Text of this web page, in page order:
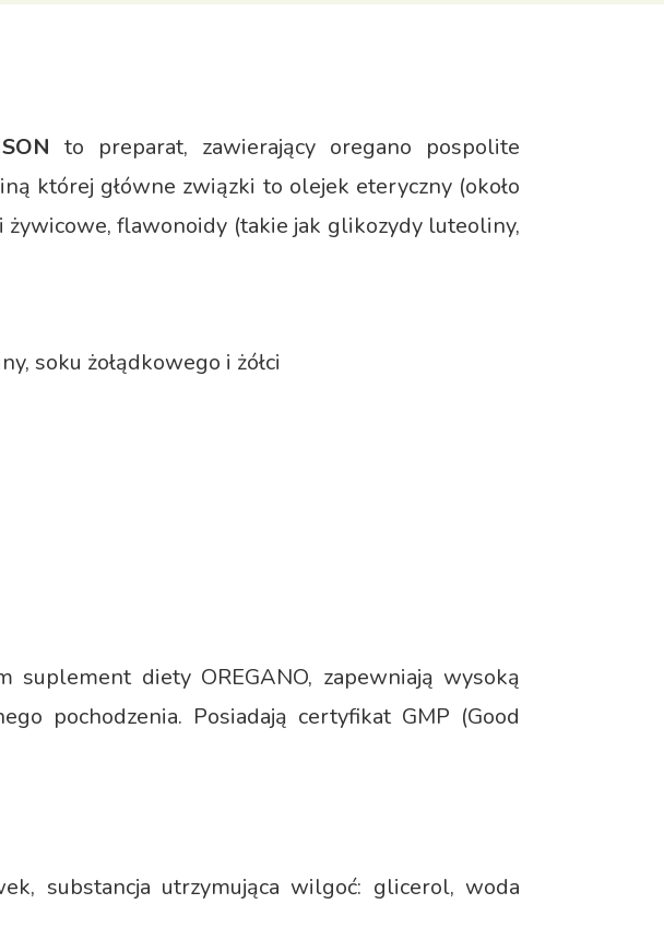
to preparat, zawierający oregano pospolite
której główne związki to olejek eteryczny (około
flawonoidy (takie jak glikozydy luteoliny,
soku żołądkowego i żółci
diety OREGANO, zapewniają wysoką
pochodzenia. Posiadają certyfikat GMP (Good
substancja utrzymująca wilgoć: glicerol, woda